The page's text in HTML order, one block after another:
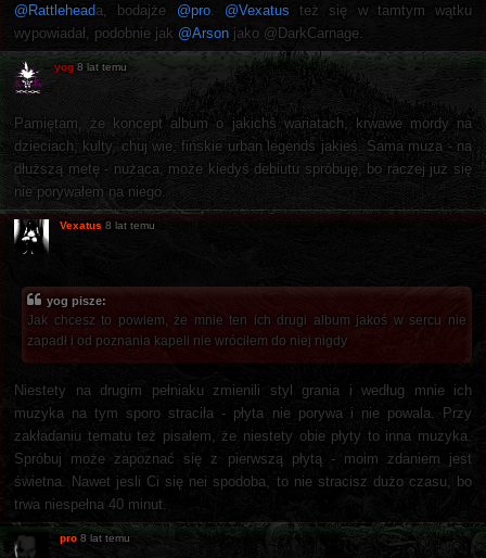
@Rattleheada, bodajże @pro. @Vexatus też się w tamtym wątku
wypowiadał, podobnie jak @Arson jako @DarkCarnage.
yog 8 lat temu
Pamiętam, że koncept album o jakichś wariatach, krwawe mordy na
dzieciach, kulty, chuj wie, fińskie urban legends jakieś. Sama muza - na
dłuższą metę - nużąca, może kiedyś debiutu spróbuję, bo raczej już się
nie porywałem na niego.
Vexatus 8 lat temu
yog pisze:
Jak chcesz to powiem, że mnie ten ich drugi album jakoś w sercu nie
zapadł i od poznania kapeli nie wróciłem do niej nigdy
Niestety na drugim pełniaku zmienili styl grania i według mnie ich
muzyka na tym sporo straciła - płyta nie porywa i nie powala. Przy
zakładaniu tematu też pisałem, że niestety obie płyty to inna muzyka.
Spróbuj może zapoznać się z pierwszą płytą - moim zdaniem jest
świetna. Nawet jesli Ci się nei spodoba, to nie stracisz dużo czasu, bo
trwa niespełna 40 minut.
pro 8 lat temu